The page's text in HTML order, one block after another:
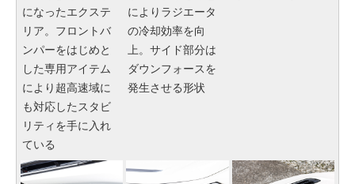
になったエクステ
リア。フロントバ
ンパーをはじめと
した専用アイテム
により超高速域に
も対応したスタビ
リティを手に入れ
ている
によりラジエータ
の冷却効率を向
上。サイド部分は
ダウンフォースを
発生させる形状